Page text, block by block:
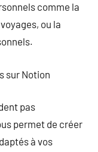
comme la
ou la
sur Notion
pas
permet de créer
à vos